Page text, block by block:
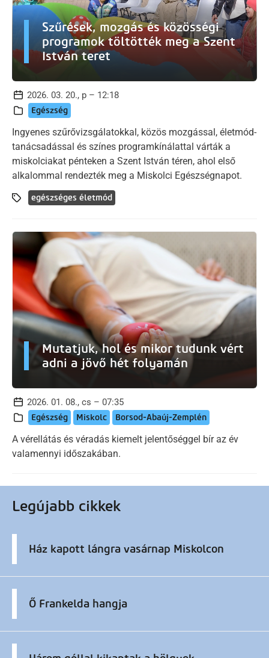
Szűrések, mozgás és közösségi
programok töltötték meg a Szent
István teret
2026. 03. 20., p – 12:18
Egészség
Ingyenes szűrővizsgálatokkal, közös mozgással, életmód-
tanácsadással és színes programkínálattal várták a
miskolciakat pénteken a Szent István téren, ahol első
alkalommal rendezték meg a Miskolci Egészségnapot.
egészséges életmód
Mutatjuk, hol és mikor tudunk vért
adni a jövő hét folyamán
2026. 01. 08., cs – 07:35
Egészség Miskolc Borsod-Abaúj-Zemplén
A vérellátás és véradás kiemelt jelentőséggel bír az év
valamennyi időszakában.
Legújabb cikkek
Ház kapott lángra vasárnap Miskolcon
Ő Frankelda hangja